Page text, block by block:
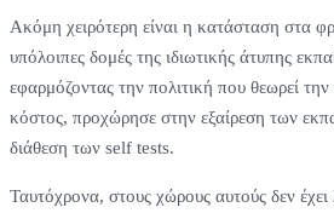
Ακόμη χειρότερη είναι η κατάσταση στα
υπόλοιπες δομές της ιδιωτικής άτυπης
εφαρμόζοντας την πολιτική που θεωρεί
κόστος, προχώρησε στην εξαίρεση των
διάθεση των self tests.
Ταυτόχρονα, στους χώρους αυτούς δεν έχει